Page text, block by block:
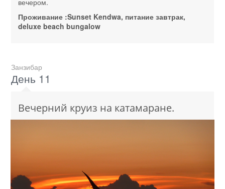
Проживание :Sunset Kendwa, питание завтрак,
deluxe beach bungalow
Занзибар
День 11
Вечерний круиз на катамаране.